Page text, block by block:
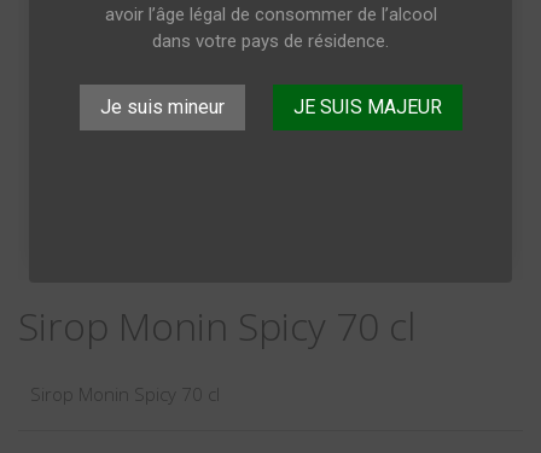
avoir l’âge légal de consommer de l’alcool
dans votre pays de résidence.
Je suis mineur JE SUIS MAJEUR
Sirop Monin Spicy 70 cl
Sirop Monin Spicy 70 cl